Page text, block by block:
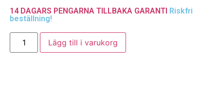
14 DAGARS PENGARNA TILLBAKA GARANTI Riskfri
beställning!
Lägg till i varukorg